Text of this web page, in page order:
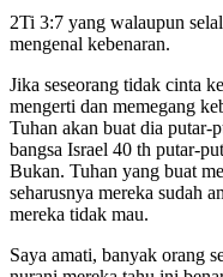
2Ti 3:7 yang walaupun
mengenal kebenaran.
Jika seseorang tidak cinta
mengerti dan memegang
Tuhan akan buat dia putar-
bangsa Israel 40 th putar-
Bukan. Tuhan yang buat
seharusnya mereka sudah
mereka tidak mau.
Saya amati, banyak orang